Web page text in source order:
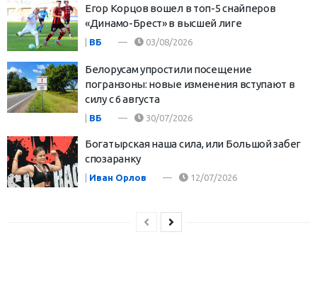
Егор Корцов вошел в топ-5 снайперов
«Динамо-Брест» в высшей лиге
ВБ 03/08/2026
Белорусам упростили посещение
погранзоны: новые изменения вступают в
силу с 6 августа
ВБ 30/07/2026
Богатырская наша сила, или Большой забег
спозаранку
Иван Орлов 12/07/2026